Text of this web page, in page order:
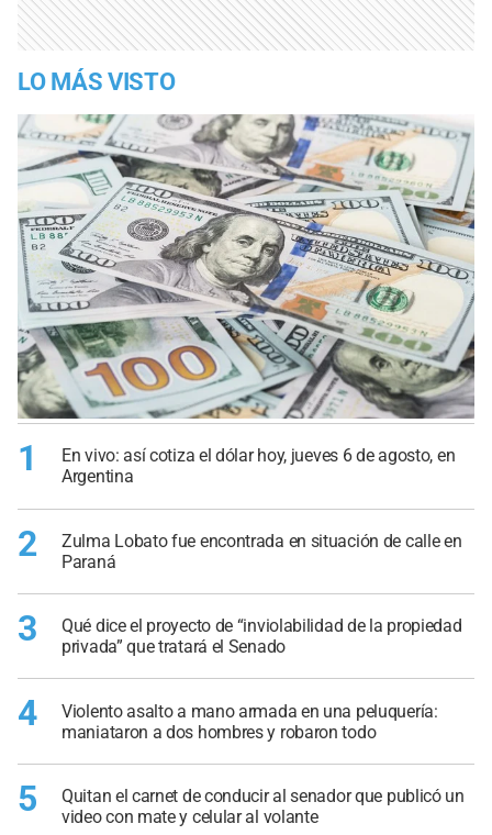
LO MÁS VISTO
1
En vivo: así cotiza el dólar hoy, jueves 6 de agosto, en
Argentina
2
Zulma Lobato fue encontrada en situación de calle en
Paraná
3
Qué dice el proyecto de “inviolabilidad de la propiedad
privada” que tratará el Senado
4
Violento asalto a mano armada en una peluquería:
maniataron a dos hombres y robaron todo
5
Quitan el carnet de conducir al senador que publicó un
video con mate y celular al volante